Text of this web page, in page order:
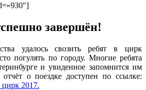
завершён!
удалось свозить ребят в цирк
погулять по городу. Многие ребята
и увиденное запомнится им
о поездке доступен по ссылке:
цирк 2017.